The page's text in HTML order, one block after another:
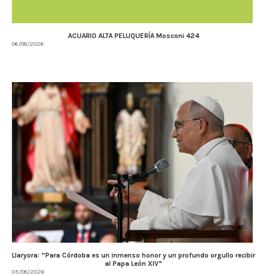
ACUARIO ALTA PELUQUERÍA Mosconi 424
06/08/2026
Llaryora: “Para Córdoba es un inmenso honor y un profundo orgullo recibir
al Papa León XIV”
05/08/2026